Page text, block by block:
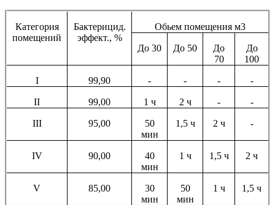
Категория
помещений
Бактерицид.
эффект., %
Обьем помещения м3
До 30 До 50
До
70
До
100
I 99,90 - - - -
II 99,00 1 ч 2 ч - -
III 95,00
50
мин
1,5 ч 2 ч -
IV 90,00
40
мин
1 ч 1,5 ч 2 ч
V 85,00
30
мин
50
мин
1 ч 1,5 ч